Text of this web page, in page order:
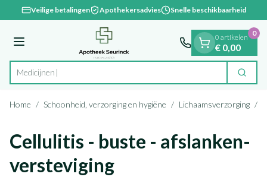
Ga naar de inhoud
1 van 1Veilige betalingen Apothekersadvies Snelle beschikbaarheid
Menu
Product, merk, categorie... Zoek
0 artikelen
€ 0,00
0
Home / Schoonheid, verzorging en hygiëne / Lichaamsverzorging /
Cellulitis - buste - afslanken-
versteviging